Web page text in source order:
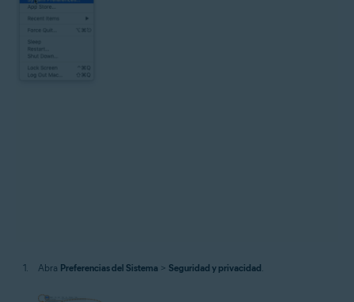
Abra Preferencias del Sistema > Seguridad y privacidad.